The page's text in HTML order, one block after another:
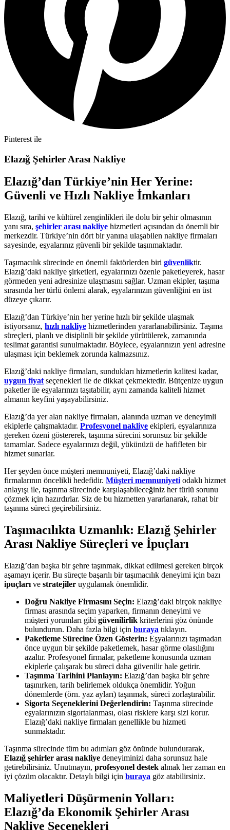
Pinterest ile
Elazığ Şehirler Arası Nakliye
Elazığ’dan Türkiye’nin Her Yerine:
Güvenli ve Hızlı Nakliye İmkanları
Elazığ, tarihi ve kültürel zenginlikleri ile dolu bir şehir olmasının
yanı sıra, şehirler arası nakliye hizmetleri açısından da önemli bir
merkezdir. Türkiye’nin dört bir yanına ulaşabilen nakliye firmaları
sayesinde, eşyalarınız güvenli bir şekilde taşınmaktadır.
Taşımacılık sürecinde en önemli faktörlerden biri güvenliktir.
Elazığ’daki nakliye şirketleri, eşyalarınızı özenle paketleyerek, hasar
görmeden yeni adresinize ulaşmasını sağlar. Uzman ekipler, taşıma
sırasında her türlü önlemi alarak, eşyalarınızın güvenliğini en üst
düzeye çıkarır.
Elazığ’dan Türkiye’nin her yerine hızlı bir şekilde ulaşmak
istiyorsanız, hızlı nakliye hizmetlerinden yararlanabilirsiniz. Taşıma
süreçleri, planlı ve disiplinli bir şekilde yürütülerek, zamanında
teslimat garantisi sunulmaktadır. Böylece, eşyalarınızın yeni adresine
ulaşması için beklemek zorunda kalmazsınız.
Elazığ’daki nakliye firmaları, sundukları hizmetlerin kalitesi kadar,
uygun fiyat seçenekleri ile de dikkat çekmektedir. Bütçenize uygun
paketler ile eşyalarınızı taşıtabilir, aynı zamanda kaliteli hizmet
almanın keyfini yaşayabilirsiniz.
Elazığ’da yer alan nakliye firmaları, alanında uzman ve deneyimli
ekiplerle çalışmaktadır. Profesyonel nakliye ekipleri, eşyalarınıza
gereken özeni göstererek, taşınma sürecini sorunsuz bir şekilde
tamamlar. Sadece eşyalarınızı değil, yükünüzü de hafifleten bir
hizmet sunarlar.
Her şeyden önce müşteri memnuniyeti, Elazığ’daki nakliye
firmalarının öncelikli hedefidir. Müşteri memnuniyeti odaklı hizmet
anlayışı ile, taşınma sürecinde karşılaşabileceğiniz her türlü sorunu
çözmek için hazırdırlar. Siz de bu hizmetten yararlanarak, rahat bir
taşınma süreci geçirebilirsiniz.
Taşımacılıkta Uzmanlık: Elazığ Şehirler
Arası Nakliye Süreçleri ve İpuçları
Elazığ’dan başka bir şehre taşınmak, dikkat edilmesi gereken birçok
aşamayı içerir. Bu süreçte başarılı bir taşımacılık deneyimi için bazı
ipuçları ve stratejiler uygulamak önemlidir.
Doğru Nakliye Firmasını Seçin: Elazığ’daki birçok nakliye
firması arasında seçim yaparken, firmanın deneyimi ve
müşteri yorumları gibi güvenilirlik kriterlerini göz önünde
bulundurun. Daha fazla bilgi için buraya tıklayın.
Paketleme Sürecine Özen Gösterin: Eşyalarınızı taşımadan
önce uygun bir şekilde paketlemek, hasar görme olasılığını
azaltır. Profesyonel firmalar, paketleme konusunda uzman
ekiplerle çalışarak bu süreci daha güvenilir hale getirir.
Taşınma Tarihini Planlayın: Elazığ’dan başka bir şehre
taşınırken, tarih belirlemek oldukça önemlidir. Yoğun
dönemlerde (örn. yaz ayları) taşınmak, süreci zorlaştırabilir.
Sigorta Seçeneklerini Değerlendirin: Taşınma sürecinde
eşyalarınızın sigortalanması, olası risklere karşı sizi korur.
Elazığ’daki nakliye firmaları genellikle bu hizmeti
sunmaktadır.
Taşınma sürecinde tüm bu adımları göz önünde bulundurarak,
Elazığ şehirler arası nakliye deneyiminizi daha sorunsuz hale
getirebilirsiniz. Unutmayın, profesyonel destek almak her zaman en
iyi çözüm olacaktır. Detaylı bilgi için buraya göz atabilirsiniz.
Maliyetleri Düşürmenin Yolları:
Elazığ’da Ekonomik Şehirler Arası
Nakliye Seçenekleri